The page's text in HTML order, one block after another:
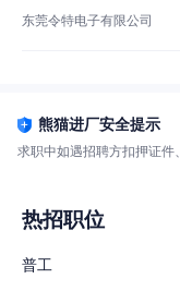
东莞令特电子有限公司
熊猫进厂安全提示
求职中如遇招聘方扣押证
热招职位
普工